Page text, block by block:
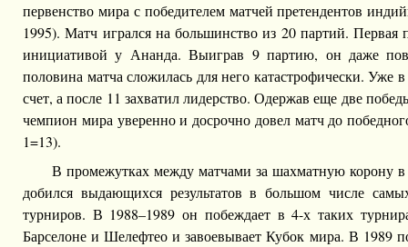
первенство мира с победителем матчей претендентов
1995). Матч игрался на большинство из 20 партий. Первая
инициативой у Ананда. Выиграв 9 партию, он даже
половина матча сложилась для него катастрофически. Уже
счет, а после 11 захватил лидерство. Одержав еще две
чемпион мира уверенно и досрочно довел матч до
1=13).
В промежутках между матчами за шахматную корону
добился выдающихся результатов в большом числе
турниров. В 1988–1989 он побеждает в 4-х таких
Барселоне и Шелефтео и завоевывает Кубок мира. В 1989